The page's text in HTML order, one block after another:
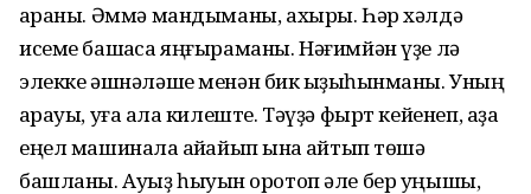
ҡараны. Әммә мандыманы, ахыры. Һәр хәлдә
исеме башҡаса яңғыраманы. Нәғимйән үҙе лә
элекке әшнәләше менән бик ҡыҙыҡһынманы. Уның
ҡарауы, уға ҡала килеште. Тәүҙә фырт кейенеп, аҙаҡ
еңел машинала ҡайҡайып ҡына ҡайтып төшә
башланы. Ауыҙ һыуын ҡоротоп әле бер уңышы,